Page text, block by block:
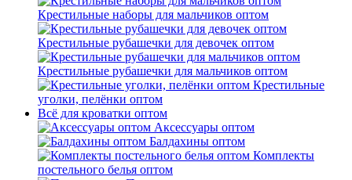
Крестильные наборы для мальчиков оптом
Крестильные рубашечки для девочек оптом
Крестильные рубашечки для мальчиков оптом
Крестильные
уголки, пелёнки оптом
Всё для кроватки оптом
Аксессуары оптом
Балдахины оптом
Комплекты
постельного белья оптом